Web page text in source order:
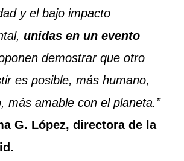
y el bajo impacto
unidas en un evento
demostrar que otro
es posible, más humano,
más amable con el planeta.”
G. López, directora de la